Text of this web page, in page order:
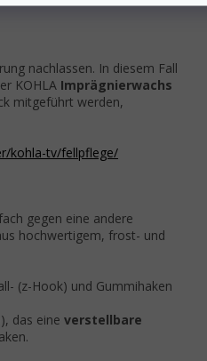
nachlassen. In diesem Fall
KOHLA Imprägnierwachs
mitgeführt werden,
kohla-tv/fellpflege/
gegen eine andere
hochwertigem, frost- und
(z-Hook) und Gummihaken
das eine verstellbare